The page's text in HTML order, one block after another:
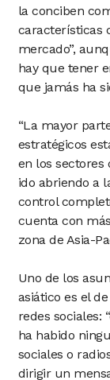
la conciben
características
mercado”,
hay que tener
que jamás ha
“La mayor
estratégicos
en los sectores
ido abriendo a
control
cuenta con
zona de Asia-
Uno de los
asiático es el
redes sociales:
ha habido
sociales o
dirigir un